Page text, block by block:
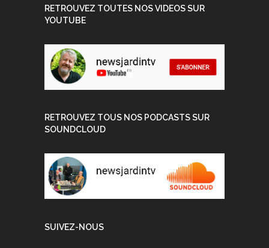
RETROUVEZ TOUTES NOS VIDEOS SUR
YOUTUBE
RETROUVEZ TOUS NOS PODCASTS SUR
SOUNDCLOUD
SUIVEZ-NOUS